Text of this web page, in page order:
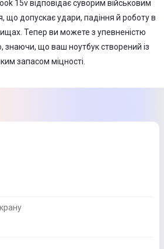
15v відповідає суворим військовим
що допускає удари, падіння й роботу в
Тепер ви можете з упевненістю
знаючи, що ваш ноутбук створений із
запасом міцності.